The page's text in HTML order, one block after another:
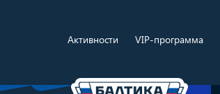
Активности VIP-программа